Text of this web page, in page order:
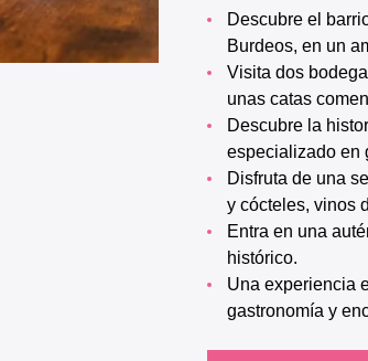
Descubre el barrio de los Chartrons, cuna histórica del comercio del vino de
Burdeos, en un
Visita dos bodegas y descubre la historia de los vinos de Burdeos durante
unas catas
Descubre la historia culinaria de Burdeos y de Francia con un guía
especializado en
Disfruta de una selección de locales excepcionales: maridaje de repostería
y cócteles, vinos
Entra en una auténtica panadería del siglo XVIII y descubre su horno
histórico.
Una experiencia en un grupo reducido que combina patrimonio,
gastronomía y